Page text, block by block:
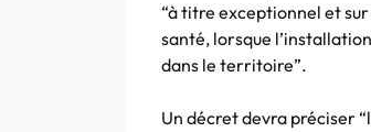
“à titre exceptionnel et
santé, lorsque
dans le territoire”.
Un décret devra préciser